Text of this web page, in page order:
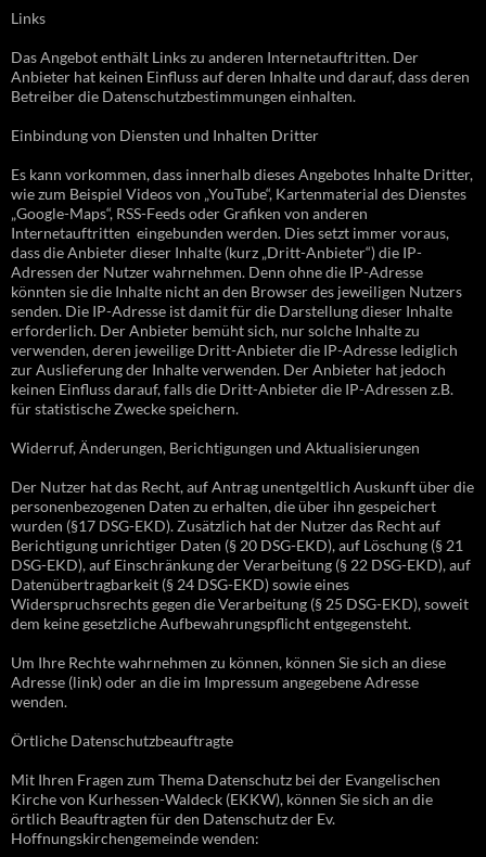
Links
Das Angebot enthält Links zu anderen Internetauftritten. Der
Anbieter hat keinen Einfluss auf deren Inhalte und darauf, dass deren
Betreiber die Datenschutzbestimmungen einhalten.
Einbindung von Diensten und Inhalten Dritter
Es kann vorkommen, dass innerhalb dieses Angebotes Inhalte Dritter,
wie zum Beispiel Videos von „YouTube“, Kartenmaterial des Dienstes
„Google-Maps“, RSS-Feeds oder Grafiken von anderen
Internetauftritten eingebunden werden. Dies setzt immer voraus,
dass die Anbieter dieser Inhalte (kurz „Dritt-Anbieter“) die IP-
Adressen der Nutzer wahrnehmen. Denn ohne die IP-Adresse
könnten sie die Inhalte nicht an den Browser des jeweiligen Nutzers
senden. Die IP-Adresse ist damit für die Darstellung dieser Inhalte
erforderlich. Der Anbieter bemüht sich, nur solche Inhalte zu
verwenden, deren jeweilige Dritt-Anbieter die IP-Adresse lediglich
zur Auslieferung der Inhalte verwenden. Der Anbieter hat jedoch
keinen Einfluss darauf, falls die Dritt-Anbieter die IP-Adressen z.B.
für statistische Zwecke speichern.
Widerruf, Änderungen, Berichtigungen und Aktualisierungen
Der Nutzer hat das Recht, auf Antrag unentgeltlich Auskunft über die
personenbezogenen Daten zu erhalten, die über ihn gespeichert
wurden (§17 DSG-EKD). Zusätzlich hat der Nutzer das Recht auf
Berichtigung unrichtiger Daten (§ 20 DSG-EKD), auf Löschung (§ 21
DSG-EKD), auf Einschränkung der Verarbeitung (§ 22 DSG-EKD), auf
Datenübertragbarkeit (§ 24 DSG-EKD) sowie eines
Widerspruchsrechts gegen die Verarbeitung (§ 25 DSG-EKD), soweit
dem keine gesetzliche Aufbewahrungspflicht entgegensteht.
Um Ihre Rechte wahrnehmen zu können, können Sie sich an diese
Adresse (link) oder an die im Impressum angegebene Adresse
wenden.
Örtliche Datenschutzbeauftragte
Mit Ihren Fragen zum Thema Datenschutz bei der Evangelischen
Kirche von Kurhessen-Waldeck (EKKW), können Sie sich an die
örtlich Beauftragten für den Datenschutz der Ev.
Hoffnungskirchengemeinde wenden: